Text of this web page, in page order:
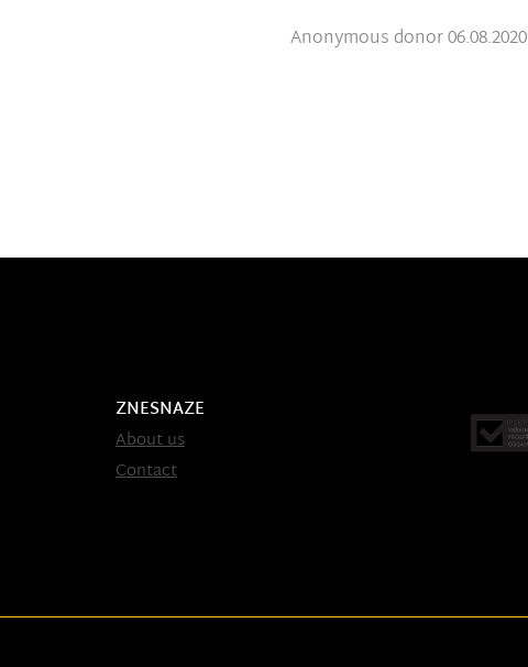
Anonymous donor 06.08.2020
ZNESNAZE
About us
Contact